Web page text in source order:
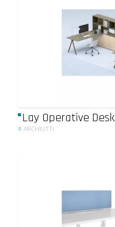
Lay Operative Desk
#ARCHIUTTI